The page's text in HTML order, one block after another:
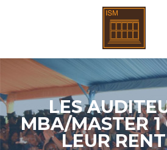
LES
MBA/MASTER
LEUR